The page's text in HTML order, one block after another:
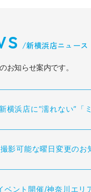
/新横浜店ニュース
お知らせ案内です。
浜店に“濡れない”「
影可能な曜日変更の
ント開催/神奈川エリ